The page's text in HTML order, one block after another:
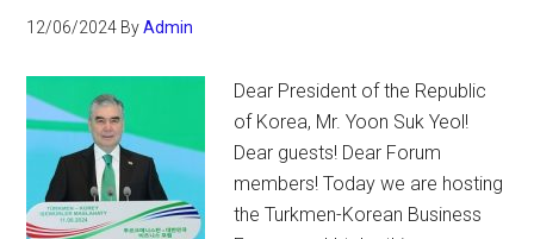
12/06/2024 ByAdmin
Dear President of the Republic
of Korea, Mr. Yoon Suk Yeol!
Dear guests! Dear Forum
members! Today we are hosting
the Turkmen-Korean Business